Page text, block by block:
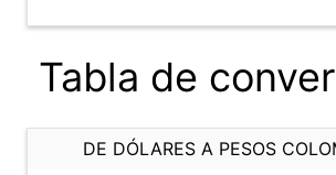
Tabla de
DE DÓLARES A PESOS